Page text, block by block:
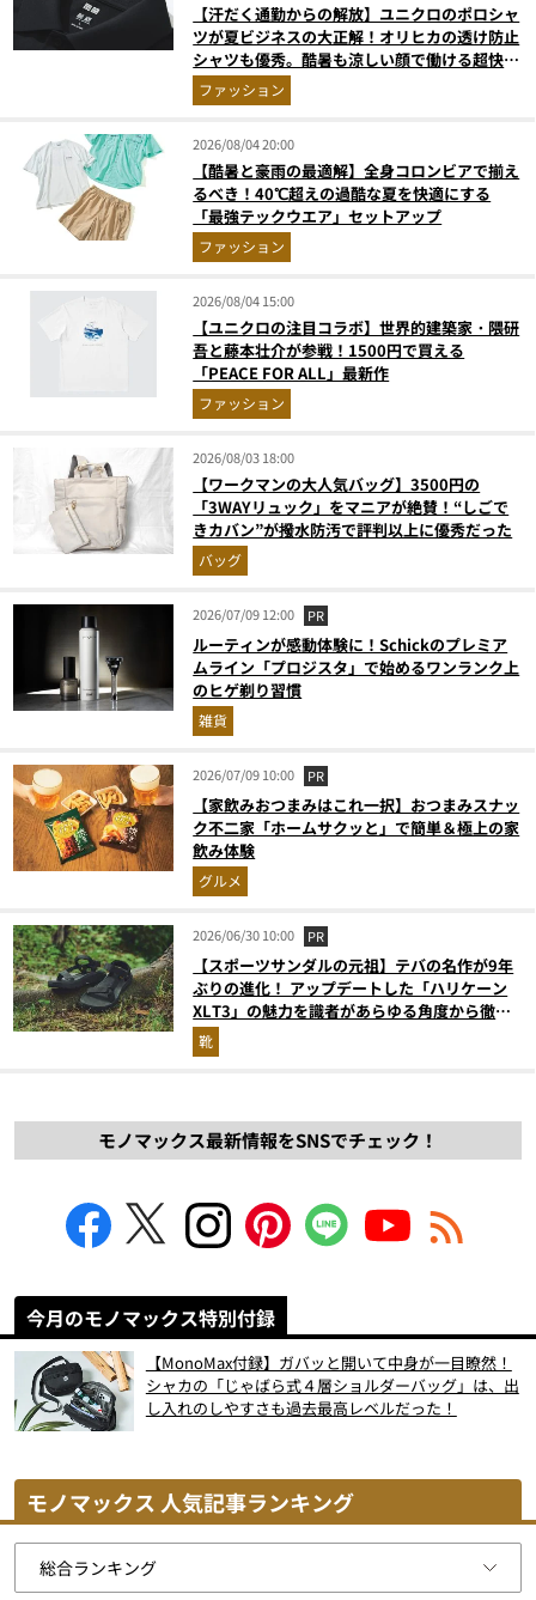
【汗だく通勤からの解放】ユニクロのポロシャ
ツが夏ビジネスの大正解！オリヒカの透け防止
シャツも優秀。酷暑も涼しい顔で働ける超快適
ウエアの実力
ファッション
2026/08/04 20:00
【酷暑と豪雨の最適解】全身コロンビアで揃え
るべき！40℃超えの過酷な夏を快適にする
「最強テックウエア」セットアップ
ファッション
2026/08/04 15:00
【ユニクロの注目コラボ】世界的建築家・隈研
吾と藤本壮介が参戦！1500円で買える
「PEACE FOR ALL」最新作
ファッション
2026/08/03 18:00
【ワークマンの大人気バッグ】3500円の
「3WAYリュック」をマニアが絶賛！“しごで
きカバン”が撥水防汚で評判以上に優秀だった
バッグ
2026/07/09 12:00 PR
ルーティンが感動体験に！Schickのプレミア
ムライン「プロジスタ」で始めるワンランク上
のヒゲ剃り習慣
雑貨
2026/07/09 10:00 PR
【家飲みおつまみはこれ一択】おつまみスナッ
ク不二家「ホームサクッと」で簡単＆極上の家
飲み体験
グルメ
2026/06/30 10:00 PR
【スポーツサンダルの元祖】テバの名作が9年
ぶりの進化！ アップデートした「ハリケーン
XLT3」の魅力を識者があらゆる角度から徹底
解説！
靴
モノマックス最新情報をSNSでチェック！
今月のモノマックス特別付録
【MonoMax付録】ガバッと開いて中身が一目瞭然！
シャカの「じゃばら式４層ショルダーバッグ」は、出
し入れのしやすさも過去最高レベルだった！
モノマックス 人気記事ランキング